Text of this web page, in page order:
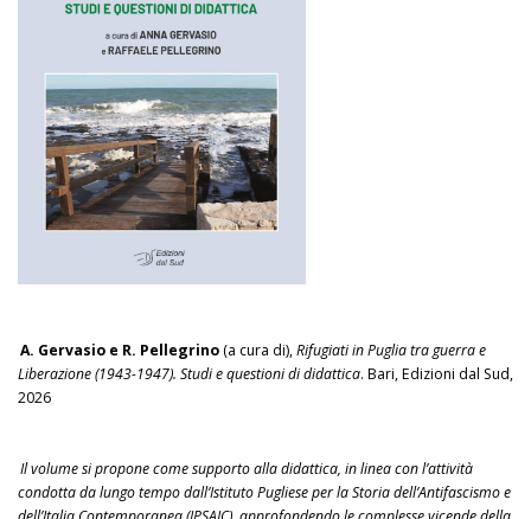
A. Gervasio e R. Pellegrino (a cura di),Rifugiati in Puglia tra guerra e
Liberazione (1943-1947). Studi e questioni di didattica. Bari, Edizioni dal Sud,
2026
Il volume si propone come supporto alla didattica, in linea con l’attività
condotta da lungo tempo dall’Istituto Pugliese per la Storia dell’Antifascismo e